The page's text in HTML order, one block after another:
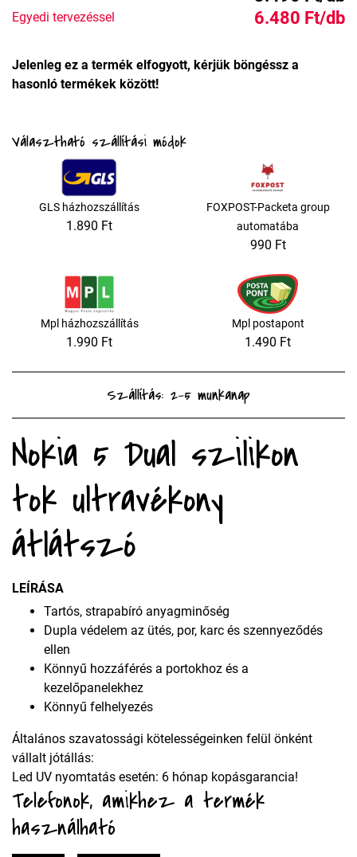
Egyedi tervezéssel 6.480 Ft/db
Jelenleg ez a termék elfogyott, kérjük böngéssz a
hasonló termékek között!
Választható szállítási módok
GLS házhozszállítás
1.890 Ft
FOXPOST-Packeta group
automatába
990 Ft
Mpl házhozszállítás
1.990 Ft
Mpl postapont
1.490 Ft
Szállítás: 2-5 munkanap
Nokia 5 Dual szilikon
tok ultravékony
átlátszó
LEÍRÁSA
Tartós, strapabíró anyagminőség
Dupla védelem az ütés, por, karc és szennyeződés
ellen
Könnyű hozzáférés a portokhoz és a
kezelőpanelekhez
Könnyű felhelyezés
Általános szavatossági kötelességeinken felül önként
vállalt jótállás:
Led UV nyomtatás esetén: 6 hónap kopásgarancia!
Telefonok, amikhez a termék
használható